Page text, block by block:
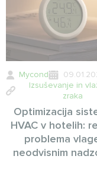
Mycond
Izsuševanje in
zraka
Optimizacija
HVAC v hotelih:
problema
neodvisnim